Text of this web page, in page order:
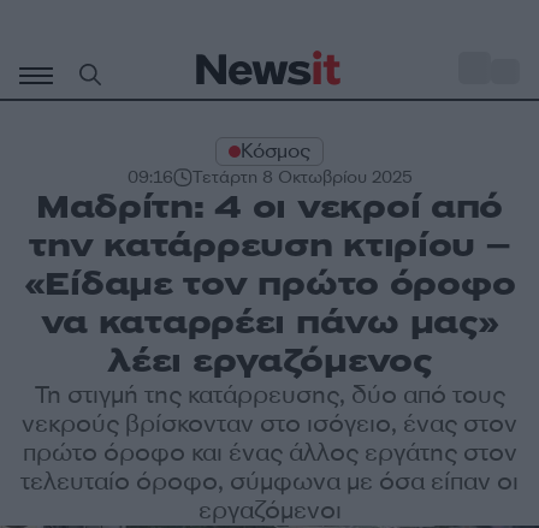
περιεχόμενο
Κόσμος
09:16 Τετάρτη 8 Οκτωβρίου 2025
Μαδρίτη: 4 οι νεκροί από
την κατάρρευση κτιρίου –
«Είδαμε τον πρώτο όροφο
να καταρρέει πάνω μας»
λέει εργαζόμενος
Τη στιγμή της κατάρρευσης, δύο από τους
νεκρούς βρίσκονταν στο ισόγειο, ένας στον
πρώτο όροφο και ένας άλλος εργάτης στον
τελευταίο όροφο, σύμφωνα με όσα είπαν οι
εργαζόμενοι